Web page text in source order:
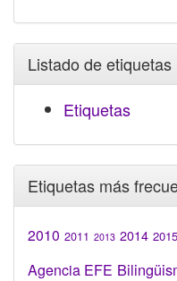
Listado de etiquetas
Etiquetas
Etiquetas más
2010 2011 2013 2014 2015
Agencia EFE